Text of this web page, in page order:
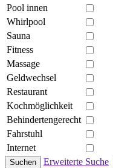
Pool innen
Whirlpool
Sauna
Fitness
Massage
Geldwechsel
Restaurant
Kochmöglichkeit
Behindertengerecht
Fahrstuhl
Internet
Suchen Erweiterte Suche